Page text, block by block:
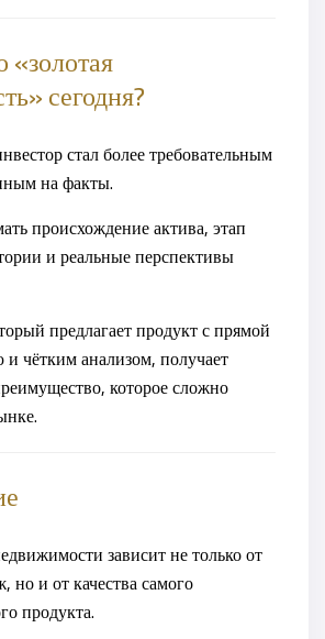
сегодня?
стал более требовательным
на факты.
происхождение актива, этап
и реальные перспективы
предлагает продукт с прямой
и чётким анализом, получает
которое сложно
зависит не только от
но и от качества самого
продукта.